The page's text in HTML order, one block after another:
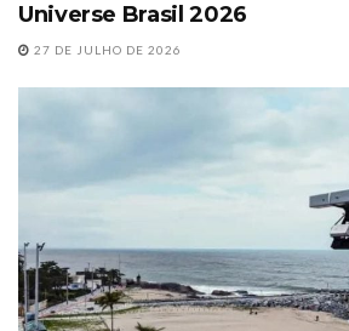
Universe Brasil 2026
27 DE JULHO DE 2026